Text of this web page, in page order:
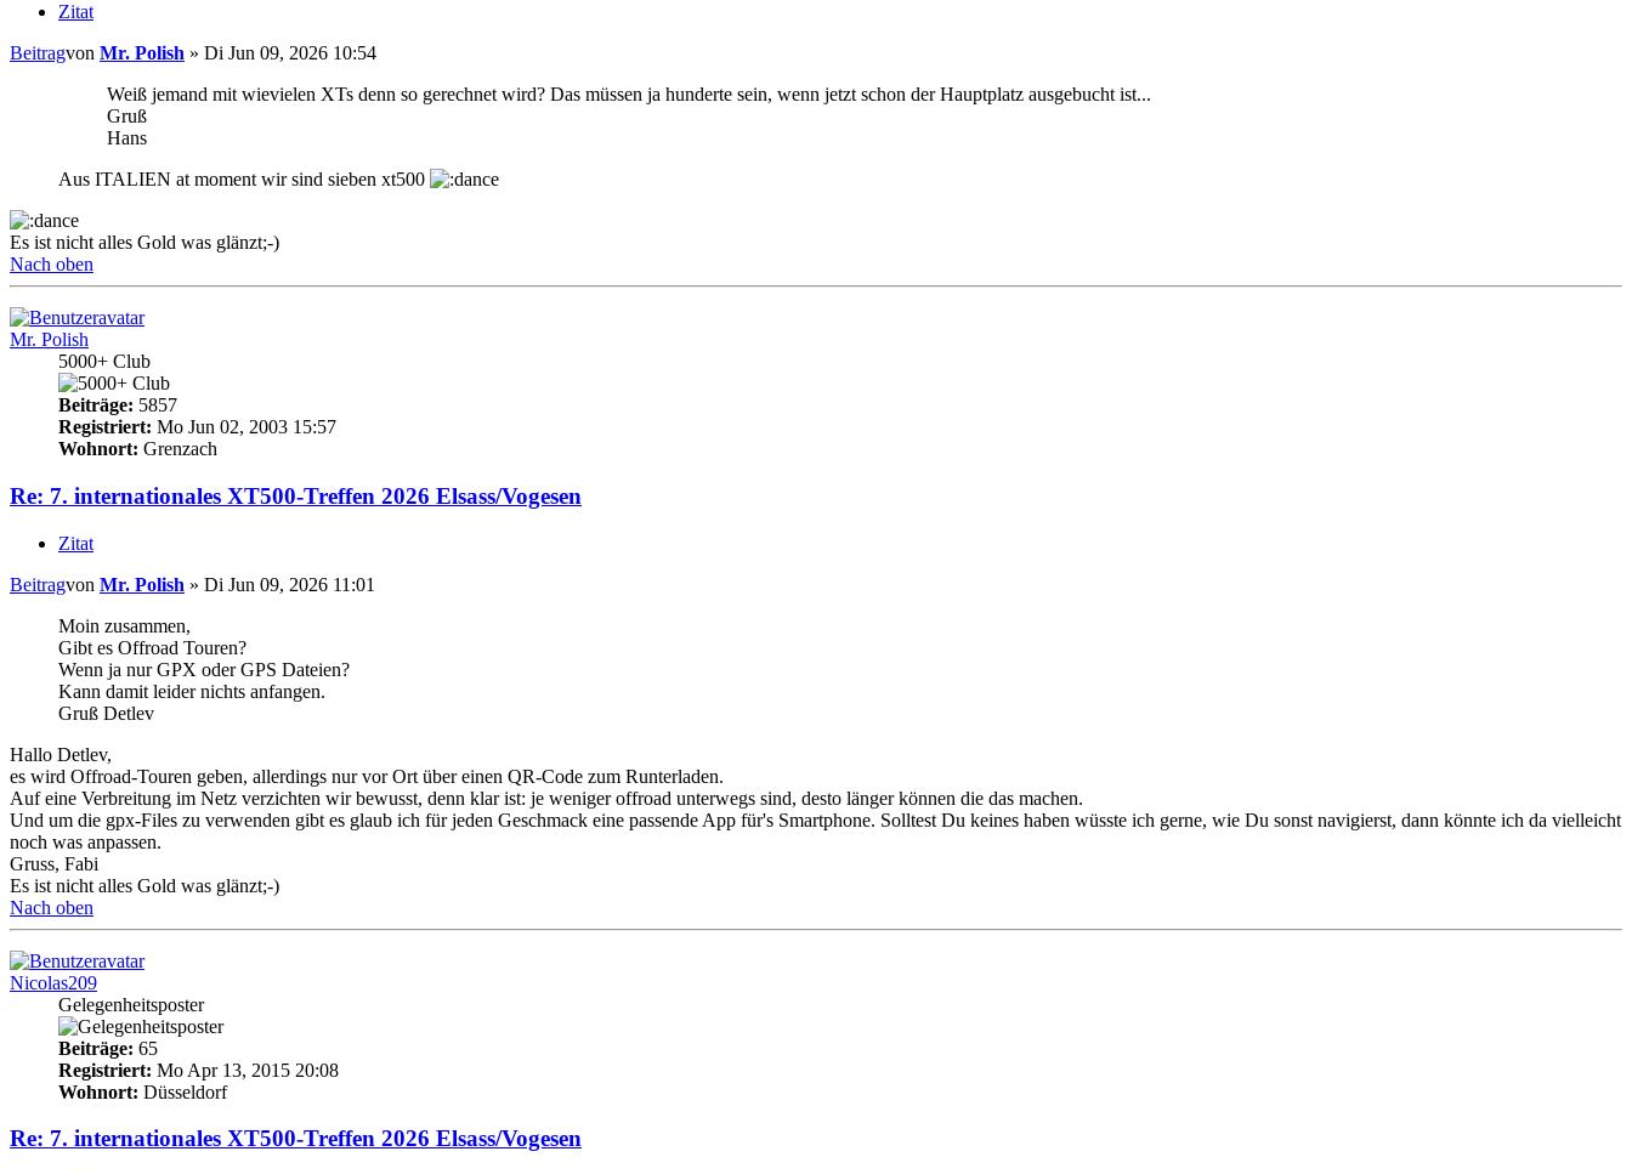
Zitat
Beitragvon Mr. Polish » Di Jun 09, 2026 10:54
Weiß jemand mit wievielen XTs denn so gerechnet wird? Das müssen ja hunderte sein, wenn jetzt schon der Hauptplatz ausgebucht ist...
Gruß
Hans
Aus ITALIEN at moment wir sind sieben xt500
Es ist nicht alles Gold was glänzt;-)
Nach oben
Mr. Polish
5000+ Club
Beiträge: 5857
Registriert: Mo Jun 02, 2003 15:57
Wohnort: Grenzach
Re: 7. internationales XT500-Treffen 2026 Elsass/Vogesen
Zitat
Beitragvon Mr. Polish » Di Jun 09, 2026 11:01
Moin zusammen,
Gibt es Offroad Touren?
Wenn ja nur GPX oder GPS Dateien?
Kann damit leider nichts anfangen.
Gruß Detlev
Hallo Detlev,
es wird Offroad-Touren geben, allerdings nur vor Ort über einen QR-Code zum Runterladen.
Auf eine Verbreitung im Netz verzichten wir bewusst, denn klar ist: je weniger offroad unterwegs sind, desto länger können die das machen.
Und um die gpx-Files zu verwenden gibt es glaub ich für jeden Geschmack eine passende App für's Smartphone. Solltest Du keines haben wüsste ich gerne, wie Du sonst navigierst, dann könnte ich da vielleicht
noch was anpassen.
Gruss, Fabi
Es ist nicht alles Gold was glänzt;-)
Nach oben
Nicolas209
Gelegenheitsposter
Beiträge: 65
Registriert: Mo Apr 13, 2015 20:08
Wohnort: Düsseldorf
Re: 7. internationales XT500-Treffen 2026 Elsass/Vogesen